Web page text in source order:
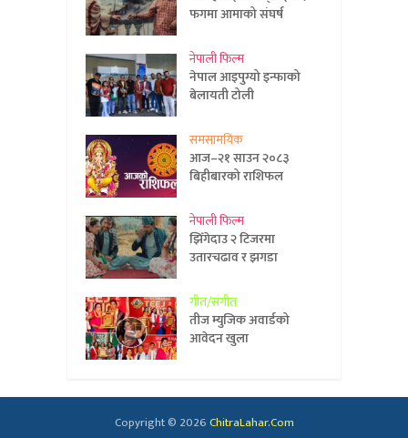
फगमा आमाको संघर्ष
नेपाली फिल्म
नेपाल आइपुग्यो इन्फाको
बेलायती टोली
समसामयिक
आज–२१ साउन २०८३
बिहीबारको राशिफल
नेपाली फिल्म
झिँगेदाउ २ टिजरमा
उतारचढाव र झगडा
गीत/संगीत
तीज म्युजिक अवार्डको
आवेदन खुला
Copyright © 2026ChitraLahar.Com